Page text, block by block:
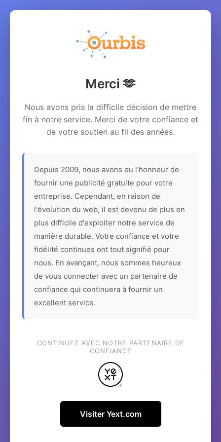
Merci 🫶
Nous avons pris la difficile décision de mettre
fin à notre service. Merci de votre confiance et
de votre soutien au fil des années.
Depuis 2009, nous avons eu l'honneur de
fournir une publicité gratuite pour votre
entreprise. Cependant, en raison de
l'évolution du web, il est devenu de plus en
plus difficile d'exploiter notre service de
manière durable. Votre confiance et votre
fidélité continues ont tout signifié pour
nous. En avançant, nous sommes heureux
de vous connecter avec un partenaire de
confiance qui continuera à fournir un
excellent service.
CONTINUEZ AVEC NOTRE PARTENAIRE DE
CONFIANCE
Visiter Yext.com